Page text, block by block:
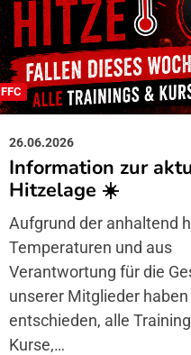
FFC
26.06.2026
Information zur
Hitzelage ☀️
Aufgrund der anhaltend
Temperaturen und aus
Verantwortung für die
unserer Mitglieder
entschieden, alle
Kurse,…